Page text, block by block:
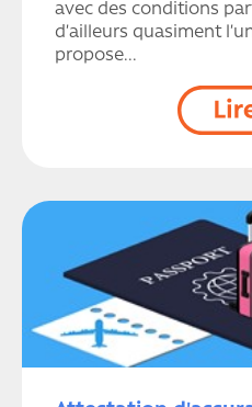
avec des conditions
d’ailleurs quasiment
propose...